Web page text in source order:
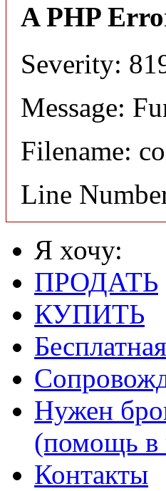
A PHP
Severity:
Message:
Filename:
Line
Я хочу:
ПРОДАТЬ
КУПИТЬ
Нужен
(помощь в
Контакты